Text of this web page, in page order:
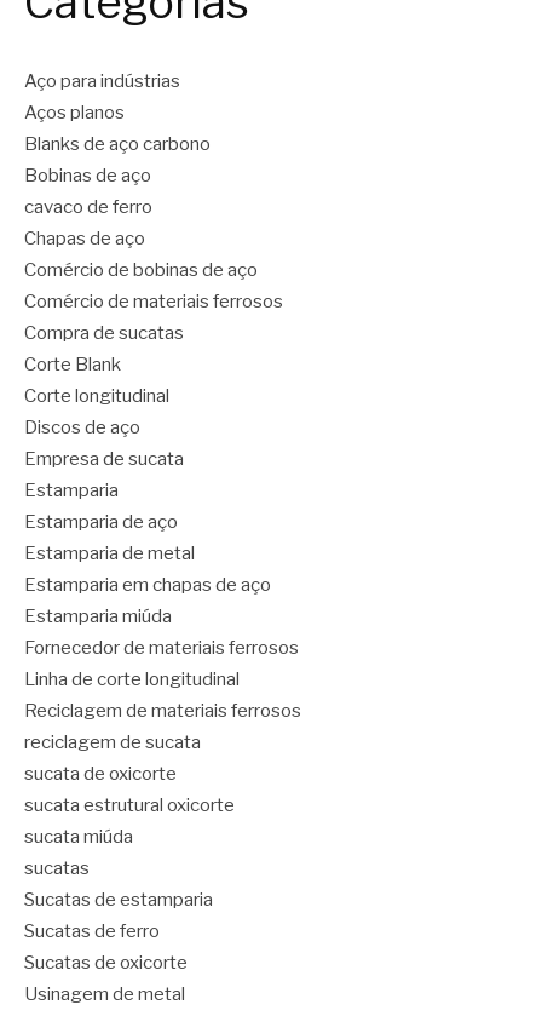
Aço para indústrias
Aços planos
Blanks de aço carbono
Bobinas de aço
cavaco de ferro
Chapas de aço
Comércio de bobinas de aço
Comércio de materiais ferrosos
Compra de sucatas
Corte Blank
Corte longitudinal
Discos de aço
Empresa de sucata
Estamparia
Estamparia de aço
Estamparia de metal
Estamparia em chapas de aço
Estamparia miúda
Fornecedor de materiais ferrosos
Linha de corte longitudinal
Reciclagem de materiais ferrosos
reciclagem de sucata
sucata de oxicorte
sucata estrutural oxicorte
sucata miúda
sucatas
Sucatas de estamparia
Sucatas de ferro
Sucatas de oxicorte
Usinagem de metal